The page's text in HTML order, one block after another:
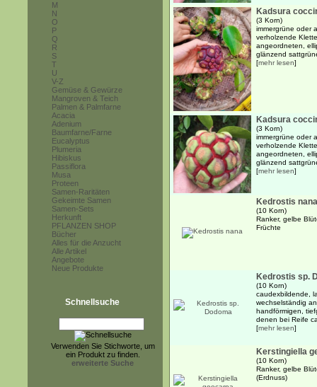
M
N
O
P
Q
R
S
T
U
V-Z
Gemüse & Gewürze
Mangroven & Teich
Palmen & Palmfarne
Acacia
Adenium
Baumfarne/Farne
Eucalyptus
Plumeria
Hibiskus
Passiflora
Musa
Proteen
Samen-Raritäten
Gekeimte Samen
Samen-Sets
Herkunft
PFLANZEN SHOP
Bücher
Alles für die Anzucht
Alle Artikel
Angebote
Neue Produkte
Schnellsuche
Verwenden Sie Stichworte, um
ein Produkt zu finden.
erweiterte Suche
Kadsura
(3 Korn)
immergrüne oder
verholzende
angeordneten,
glänzend
[mehr lesen]
Kadsura
(3 Korn)
immergrüne oder
verholzende
angeordneten,
glänzend
[mehr lesen]
Kedrostis nana
(10 Korn)
Ranker, gelbe
Früchte
Kedrostis sp.
(10 Korn)
caudexbildende,
wechselständig
handförmigen,
denen bei Reife
[mehr lesen]
Kerstingiella
(10 Korn)
Ranker, gelbe
(Erdnuss)